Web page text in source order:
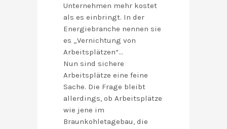
Unternehmen mehr kostet
als es einbringt. In der
Energiebranche nennen sie
es „Vernichtung von
Arbeitsplätzen“…
Nun sind sichere
Arbeitsplätze eine feine
Sache. Die Frage bleibt
allerdings, ob Arbeitsplätze
wie jene im
Braunkohletagebau, die